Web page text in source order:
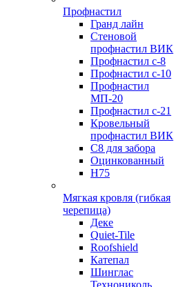
Профнастил
Гранд лайн
Стеновой
профнастил ВИК
Профнастил с-8
Профнастил с-10
Профнастил
МП-20
Профнастил с-21
Кровельный
профнастил ВИК
С8 для забора
Оцинкованный
Н75
Мягкая кровля (гибкая
черепица)
Деке
Quiet-Tile
Roofshield
Катепал
Шинглас
Технониколь